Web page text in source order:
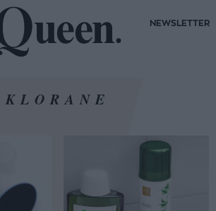
NEWSLETTER
KLORANE